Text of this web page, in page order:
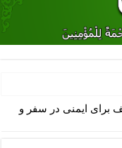
محبت شوهر
بخش
برای ایمنی در سفر و